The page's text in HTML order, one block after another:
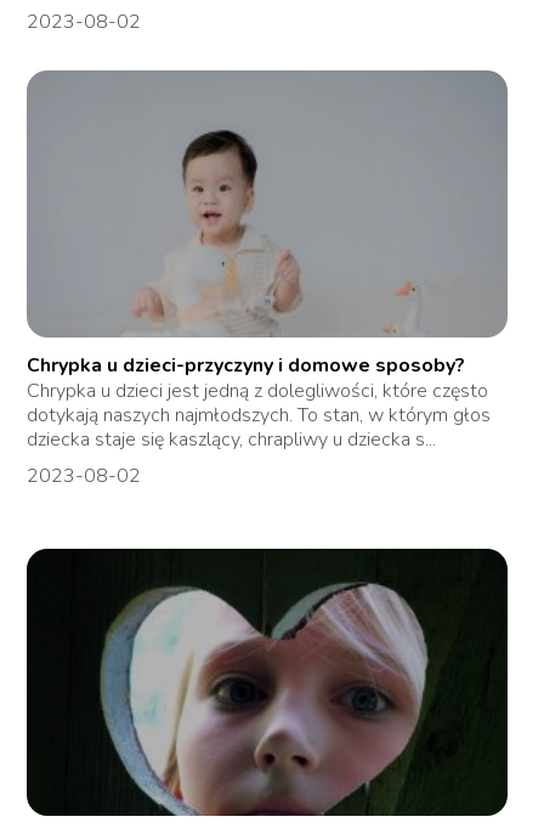
2023-08-02
Chrypka u dzieci-przyczyny i domowe sposoby?
Chrypka u dzieci jest jedną z dolegliwości, które często
dotykają naszych najmłodszych. To stan, w którym głos
dziecka staje się kaszlący, chrapliwy u dziecka s...
2023-08-02